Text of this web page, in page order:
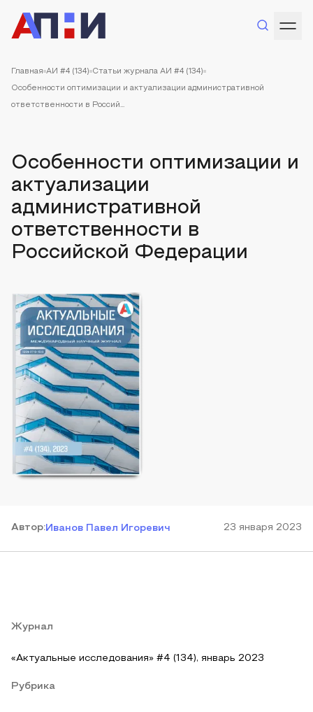
Главная АИ #4 (134) Статьи журнала АИ #4 (134)
Особенности оптимизации и актуализации административной
ответственности в Россий...
Особенности оптимизации и
актуализации
административной
ответственности в
Российской Федерации
Автор:Иванов Павел Игоревич 23 января 2023
Журнал
«Актуальные исследования» #4 (134), январь 2023
Рубрика